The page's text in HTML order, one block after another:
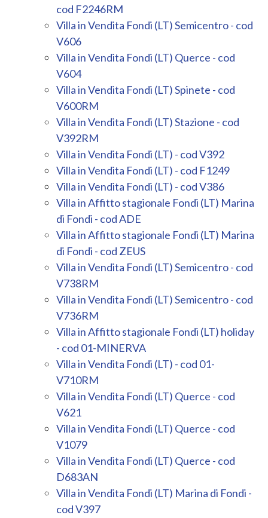
cod F2246RM
Villa in Vendita Fondi (LT) Semicentro - cod
V606
Villa in Vendita Fondi (LT) Querce - cod
V604
Villa in Vendita Fondi (LT) Spinete - cod
V600RM
Villa in Vendita Fondi (LT) Stazione - cod
V392RM
Villa in Vendita Fondi (LT) - cod V392
Villa in Vendita Fondi (LT) - cod F1249
Villa in Vendita Fondi (LT) - cod V386
Villa in Affitto stagionale Fondi (LT) Marina
di Fondi - cod ADE
Villa in Affitto stagionale Fondi (LT) Marina
di Fondi - cod ZEUS
Villa in Vendita Fondi (LT) Semicentro - cod
V738RM
Villa in Vendita Fondi (LT) Semicentro - cod
V736RM
Villa in Affitto stagionale Fondi (LT) holiday
- cod 01-MINERVA
Villa in Vendita Fondi (LT) - cod 01-
V710RM
Villa in Vendita Fondi (LT) Querce - cod
V621
Villa in Vendita Fondi (LT) Querce - cod
V1079
Villa in Vendita Fondi (LT) Querce - cod
D683AN
Villa in Vendita Fondi (LT) Marina di Fondi -
cod V397